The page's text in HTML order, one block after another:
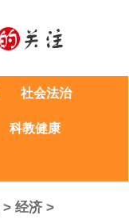
社会法治
科教健康
>经济 >